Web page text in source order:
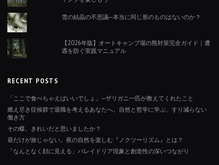
雪の結晶の不思議─本当に同じ形のものはないのか？
【2026年版】オートキャンプ場の熊対策完全ガイド｜遭
遇を防ぐ実践マニュアル
RECENT POSTS
「ここで食べちゃえばいいでしょ」—ザリガニ一匹が教えてくれたこと
燃え尽き症候群で退職を考えるあなたへ。自然と哲学に学ぶ、すり減らない
働き方
その蝶、きれいだと思いましたか？
昼だけが旅じゃない。夜の自然を楽しむ『ノクツーリズム』とは？
「なんとなく顔に見える」パレイドリア現象と創造性の深いつながり